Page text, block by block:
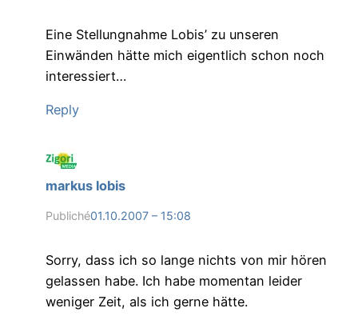
Eine Stellungnahme Lobis’ zu unseren
Einwänden hätte mich eigentlich schon noch
interessiert…
Reply
markus lobis
Publiché01.10.2007 – 15:08
Sorry, dass ich so lange nichts von mir hören
gelassen habe. Ich habe momentan leider
weniger Zeit, als ich gerne hätte.